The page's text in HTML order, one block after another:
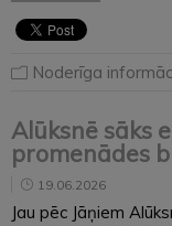
Noderīga
Alūksnē sāks
promenādes
19.06.2026
Jau pēc Jāņiem